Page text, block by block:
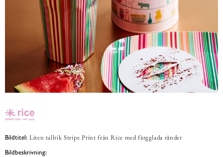
Bildtitel: Liten tallrik Stripe Print från Rice med färgglada ränder
Bildbeskrivning: